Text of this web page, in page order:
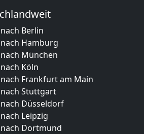
Berlin
Hamburg
München
Köln
Frankfurt am Main
Stuttgart
Düsseldorf
Leipzig
Dortmund